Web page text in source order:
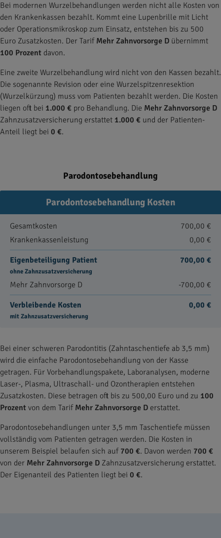
Bei modernen Wurzelbehandlungen werden nicht alle Kosten von
den Krankenkassen bezahlt. Kommt eine Lupenbrille mit Licht
oder Operationsmikroskop zum Einsatz, entstehen bis zu 500
Euro Zusatzkosten. Der Tarif Mehr Zahnvorsorge D übernimmt
100 Prozent davon.
Eine zweite Wurzelbehandlung wird nicht von den Kassen bezahlt.
Die sogenannte Revision oder eine Wurzelspitzenresektion
(Wurzelkürzung) muss vom Patienten bezahlt werden. Die Kosten
liegen oft bei 1.000 € pro Behandlung. Die Mehr Zahnvorsorge D
Zahnzusatzversicherung erstattet 1.000 € und der Patienten-
Anteil liegt bei 0 €.
Parodontosebehandlung
Parodontosebehandlung Kosten
Gesamtkosten
700,00 €
Krankenkassenleistung
0,00 €
Eigenbeteiligung Patient
ohne Zahnzusatzversicherung
700,00 €
Mehr Zahnvorsorge D -700,00 €
Verbleibende Kosten
mit Zahnzusatzversicherung
0,00 €
Bei einer schweren Parodontitis (Zahntaschentiefe ab 3,5 mm)
wird die einfache Parodontosebehandlung von der Kasse
getragen. Für Vorbehandlungspakete, Laboranalysen, moderne
Laser-, Plasma, Ultraschall- und Ozontherapien entstehen
Zusatzkosten. Diese betragen oft bis zu 500,00 Euro und zu 100
Prozent von dem Tarif Mehr Zahnvorsorge D erstattet.
Parodontosebehandlungen unter 3,5 mm Taschentiefe müssen
vollständig vom Patienten getragen werden. Die Kosten in
unserem Beispiel belaufen sich auf 700 €. Davon werden 700 €
von der Mehr Zahnvorsorge D Zahnzusatzversicherung erstattet.
Der Eigenanteil des Patienten liegt bei 0 €.